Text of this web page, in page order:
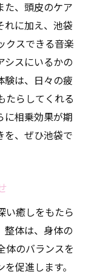
た、頭皮のケア
れに加え、池袋
クスできる音楽
シスにいるかの
験は、日々の疲
たらしてくれる
に相乗効果が期
を、ぜひ池袋で
い癒しをもたら
整体は、身体の
体のバランスを
促進します。